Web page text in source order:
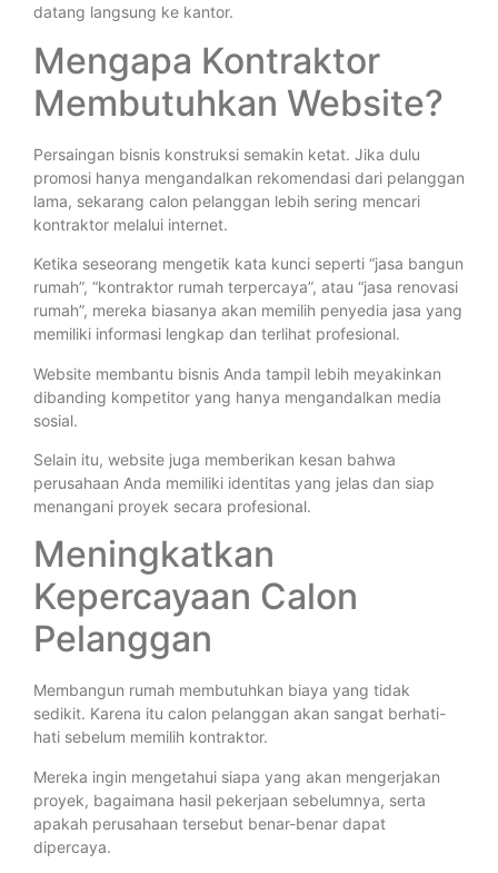
datang langsung ke kantor.
Mengapa Kontraktor
Membutuhkan Website?
Persaingan bisnis konstruksi semakin ketat. Jika dulu
promosi hanya mengandalkan rekomendasi dari pelanggan
lama, sekarang calon pelanggan lebih sering mencari
kontraktor melalui internet.
Ketika seseorang mengetik kata kunci seperti “jasa bangun
rumah”, “kontraktor rumah terpercaya”, atau “jasa renovasi
rumah”, mereka biasanya akan memilih penyedia jasa yang
memiliki informasi lengkap dan terlihat profesional.
Website membantu bisnis Anda tampil lebih meyakinkan
dibanding kompetitor yang hanya mengandalkan media
sosial.
Selain itu, website juga memberikan kesan bahwa
perusahaan Anda memiliki identitas yang jelas dan siap
menangani proyek secara profesional.
Meningkatkan
Kepercayaan Calon
Pelanggan
Membangun rumah membutuhkan biaya yang tidak
sedikit. Karena itu calon pelanggan akan sangat berhati-
hati sebelum memilih kontraktor.
Mereka ingin mengetahui siapa yang akan mengerjakan
proyek, bagaimana hasil pekerjaan sebelumnya, serta
apakah perusahaan tersebut benar-benar dapat
dipercaya.